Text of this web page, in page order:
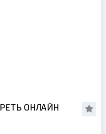
ОНЛАЙН